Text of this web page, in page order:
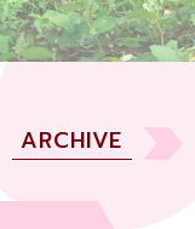
ARCHIVE